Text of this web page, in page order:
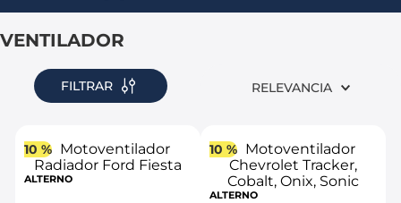
2.
aveo
spark gt
ford fiesta
.
mazda 3
VENTILADOR
FILTRAR RELEVANCIA
10 %
ALTERNO
10 %
ALTERNO